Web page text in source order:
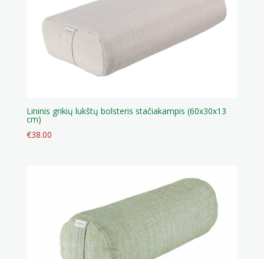
Lininis grikių lukštų bolsteris stačiakampis (60x30x13
cm)
€38.00